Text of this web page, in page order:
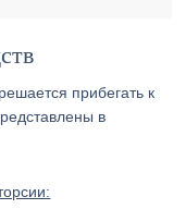
прибегать к
в